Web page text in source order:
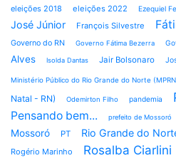
eleições 2018 eleições 2022 Ezequiel
José Júnior
François Silvestre
Governo do RN
Governo Fátima Bezerra
Alves
Isolda Dantas Jair Bolsonaro
Ministério Público do Rio Grande do Norte
Natal - RN) Odemirton Filho pandemia
Pensando bem... prefeito de Mossoró
Mossoró
PT Rio Grande do
Rogério Marinho Rosalba Ciarlini